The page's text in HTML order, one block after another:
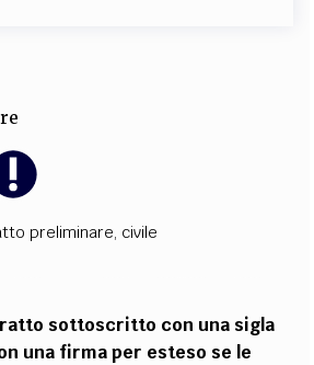
preliminare, civile
sottoscritto con una sigla
una firma per esteso se le